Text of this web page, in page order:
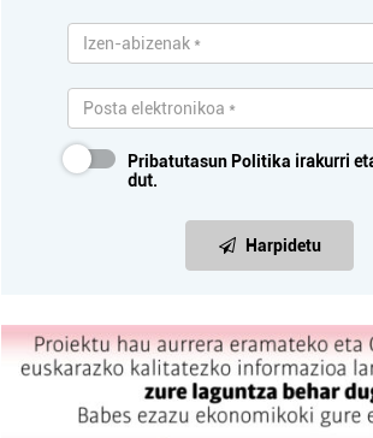
Pribatutasun Politika irakurri
dut.
Harpidetu